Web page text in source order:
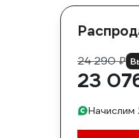
24 290 ₽
23
Начислим